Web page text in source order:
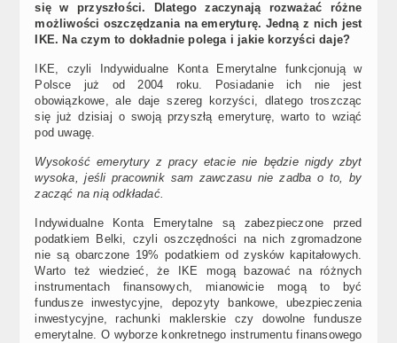
się w przyszłości. Dlatego zaczynają rozważać różne
możliwości oszczędzania na emeryturę. Jedną z nich jest
IKE. Na czym to dokładnie polega i jakie korzyści daje?
IKE, czyli Indywidualne Konta Emerytalne funkcjonują w
Polsce już od 2004 roku. Posiadanie ich nie jest
obowiązkowe, ale daje szereg korzyści, dlatego troszcząc
się już dzisiaj o swoją przyszłą emeryturę, warto to wziąć
pod uwagę.
Wysokość emerytury z pracy etacie nie będzie nigdy zbyt
wysoka, jeśli pracownik sam zawczasu nie zadba o to, by
zacząć na nią odkładać.
Indywidualne Konta Emerytalne są zabezpieczone przed
podatkiem Belki, czyli oszczędności na nich zgromadzone
nie są obarczone 19% podatkiem od zysków kapitałowych.
Warto też wiedzieć, że IKE mogą bazować na różnych
instrumentach finansowych, mianowicie mogą to być
fundusze inwestycyjne, depozyty bankowe, ubezpieczenia
inwestycyjne, rachunki maklerskie czy dowolne fundusze
emerytalne. O wyborze konkretnego instrumentu finansowego